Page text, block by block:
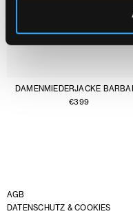
DAMENMIEDERJACKE
€399
AGB
DATENSCHUTZ & COOKIES